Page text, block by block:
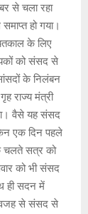
से चला रहा
हो गया।
के लिए
को संसद से
के निलंबन
राज्य मंत्री
वैसे यह संसद
एक दिन पहले
चलते सत्र को
को भी संसद
ही सदन में
वजह से संसद से